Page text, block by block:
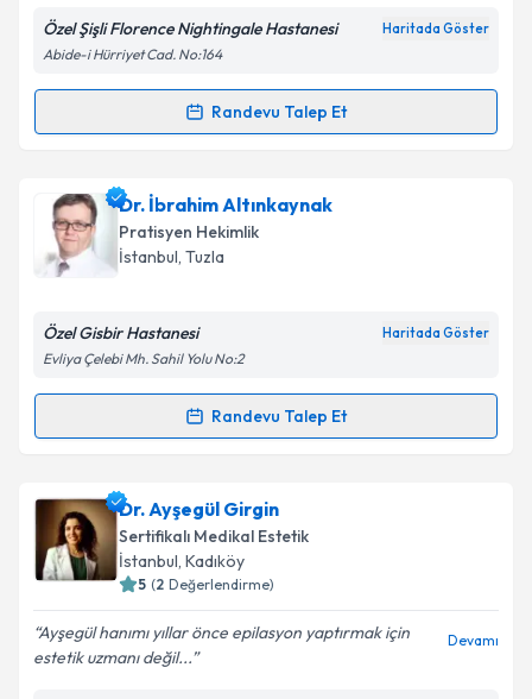
Kişisel verilerimin işlenmesine ilişkin
Metni'ni okudum ve kişisel verilerimin belirtilen
Takvim Talebini Gönder
Özel Şişli Florence Nightingale Hastanesi Haritada Göster
Abide-i Hürriyet Cad. No:164
Randevu Talep Et
Randevu Takvimi Talebi
Dr. Okan Özçekeriçin randevu takvimi talebi
oluşturun. Size bu uzmandan randevu almanız için bir
takvim hazırlandığında e-posta ile bilgilendireceğiz.
Kişisel verilerimin işlenmesine ilişkin
Metni'ni okudum ve kişisel verilerimin belirtilen
Takvim Talebini Gönder
Dr. İbrahim Altınkaynak
Pratisyen Hekimlik
İstanbul, Tuzla
Özel Gisbir Hastanesi Haritada Göster
Evliya Çelebi Mh. Sahil Yolu No:2
Randevu Talep Et
Randevu Takvimi Talebi
Dr. İbrahim Altınkaynakiçin randevu takvimi talebi
oluşturun. Size bu uzmandan randevu almanız için bir
takvim hazırlandığında e-posta ile bilgilendireceğiz.
Dr. Ayşegül Girgin
Sertifikalı Medikal Estetik
İstanbul, Kadıköy
5 (2 Değerlendirme)
Ayşegül hanımı yıllar önce epilasyon yaptırmak için
estetik uzmanı değil...
Devamı